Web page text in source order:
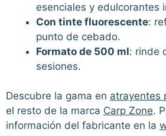
esenciales y edulcorantes
Con tinte fluorescente:
punto de cebado.
Formato de 500 ml: rinde
sesiones.
Descubre la gama en atrayentes
el resto de la marca Carp Zone.
información del fabricante en la